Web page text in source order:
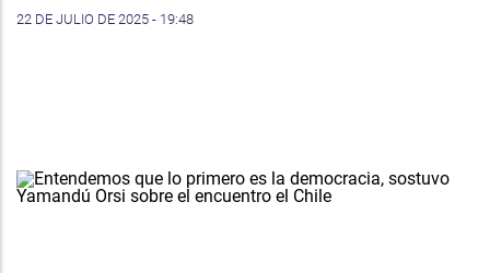
22 DE JULIO DE 2025 - 19:48